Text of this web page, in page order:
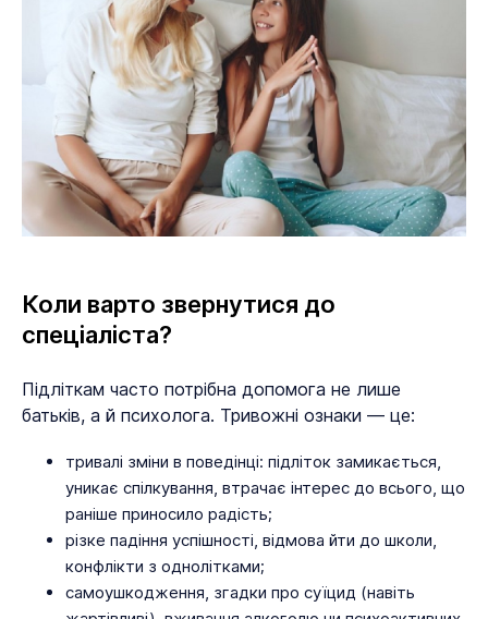
Коли варто звернутися до
спеціаліста?
Підліткам часто потрібна допомога не лише
батьків, а й психолога. Тривожні ознаки — це:
тривалі зміни в поведінці: підліток замикається,
уникає спілкування, втрачає інтерес до всього, що
раніше приносило радість;
різке падіння успішності, відмова йти до школи,
конфлікти з однолітками;
самоушкодження, згадки про суїцид (навіть